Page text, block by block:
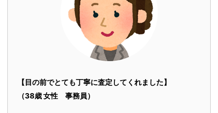
【目の前でとても丁寧に査定してくれました】
（38歳 女性 事務員）